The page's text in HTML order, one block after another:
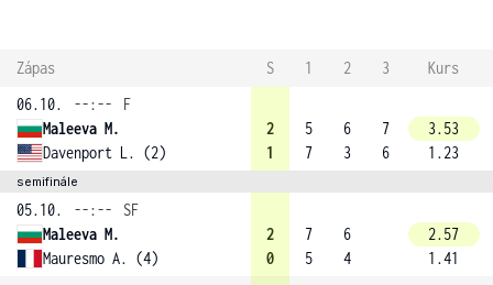
Zápas S 1 2 3
Kurs
06.10.
--:--
F
Maleeva M.
Davenport L. (2)
2
1
5
7
6
3
7
6
3.53
1.23
semifinále
05.10. --:--
SF
Maleeva M.
Mauresmo A. (4)
2
0
7
5
6
4
2.57
1.41